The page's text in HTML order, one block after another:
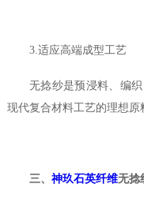
3.适应高端成型工艺
无捻纱是预浸料、编
现代复合材料工艺的理想原
三、 神玖石英纤维无捻